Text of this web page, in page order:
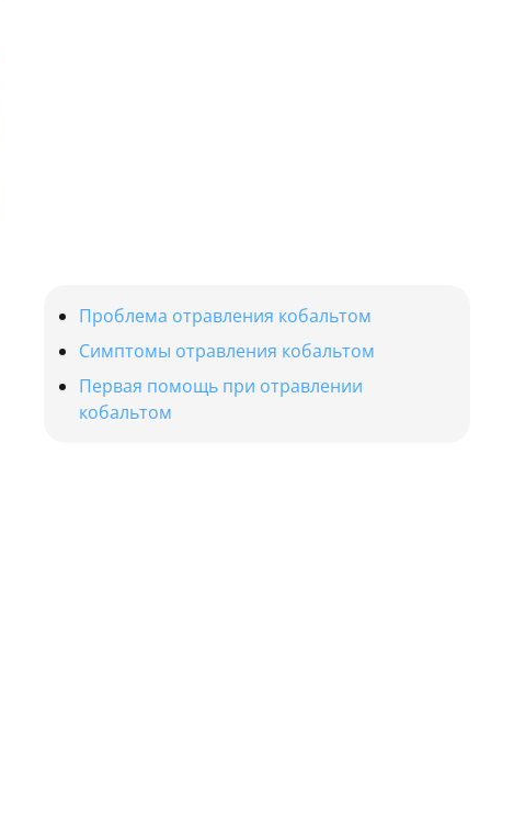
Проблема отравления кобальтом
Симптомы отравления кобальтом
Первая помощь при отравлении
кобальтом